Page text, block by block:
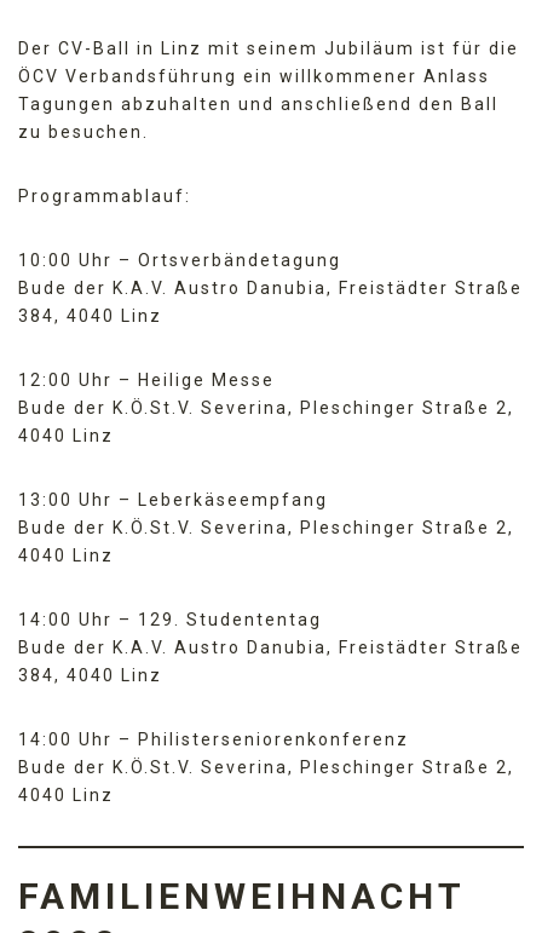
Der CV-Ball in Linz mit seinem Jubiläum ist für die
ÖCV Verbandsführung ein willkommener Anlass
Tagungen abzuhalten und anschließend den Ball
zu besuchen.
Programmablauf:
10:00 Uhr – Ortsverbändetagung
Bude der K.A.V. Austro Danubia, Freistädter Straße
384, 4040 Linz
12:00 Uhr – Heilige Messe
Bude der K.Ö.St.V. Severina, Pleschinger Straße 2,
4040 Linz
13:00 Uhr – Leberkäseempfang
Bude der K.Ö.St.V. Severina, Pleschinger Straße 2,
4040 Linz
14:00 Uhr – 129. Studententag
Bude der K.A.V. Austro Danubia, Freistädter Straße
384, 4040 Linz
14:00 Uhr – Philisterseniorenkonferenz
Bude der K.Ö.St.V. Severina, Pleschinger Straße 2,
4040 Linz
FAMILIENWEIHNACHT